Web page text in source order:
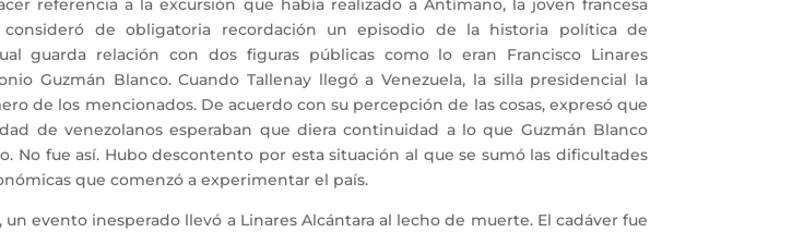
referencia a la excursión que había realizado a Antímano, la joven francesa
consideró de obligatoria recordación un episodio de la historia política de
guarda relación con dos figuras públicas como lo eran Francisco Linares
Guzmán Blanco. Cuando Tallenay llegó a Venezuela, la silla presidencial la
de los mencionados. De acuerdo con su percepción de las cosas, expresó que
de venezolanos esperaban que diera continuidad a lo que Guzmán Blanco
No fue así. Hubo descontento por esta situación al que se sumó las dificultades
que comenzó a experimentar el país.
evento inesperado llevó a Linares Alcántara al lecho de muerte. El cadáver fue